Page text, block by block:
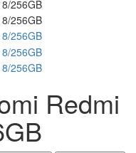
Redmi